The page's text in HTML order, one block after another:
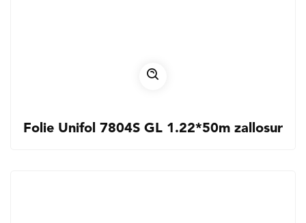
Folie Unifol 7804S GL 1.22*50m zallosur